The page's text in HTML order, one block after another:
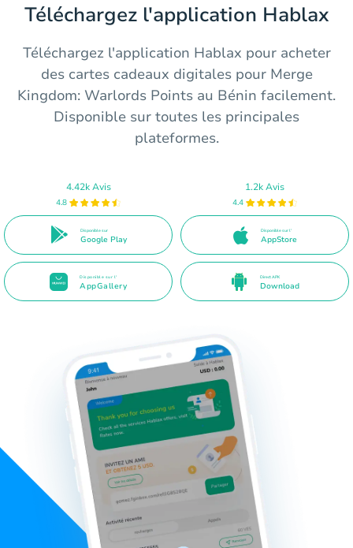
Téléchargez l'application Hablax
Téléchargez l'application Hablax pour acheter
des cartes cadeaux digitales pour Merge
Kingdom: Warlords Points au Bénin facilement.
Disponible sur toutes les principales
plateformes.
4.42k Avis
4.8
Disponible sur
Google Play
1.2k Avis
4.4
Disponible sur l'
AppStore
Disponible sur l'
AppGallery
Direct APK
Download